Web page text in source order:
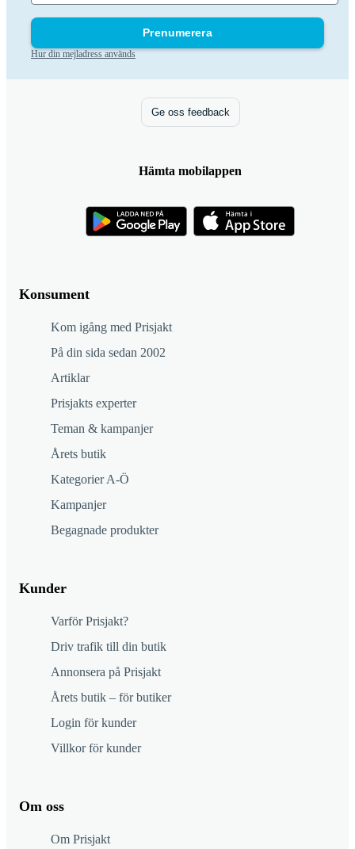
Prenumerera
Hur din mejladress används
Konsument
Kom igång med Prisjakt
På din sida sedan 2002
Artiklar
Prisjakts experter
Teman & kampanjer
Årets butik
Kategorier A-Ö
Kampanjer
Begagnade produkter
Kunder
Varför Prisjakt?
Driv trafik till din butik
Annonsera på Prisjakt
Årets butik – för butiker
Login för kunder
Villkor för kunder
Om oss
Om Prisjakt
Ge oss feedback
Hämta mobilappen